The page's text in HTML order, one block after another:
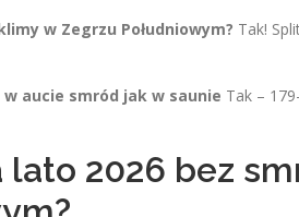
w Zegrzu Południowym? Tak!
aucie smród jak w saunie Tak –
lato 2026 bez